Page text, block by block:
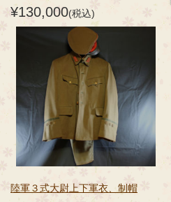
¥130,000(税込)
陸軍３式大尉上下軍衣、制帽